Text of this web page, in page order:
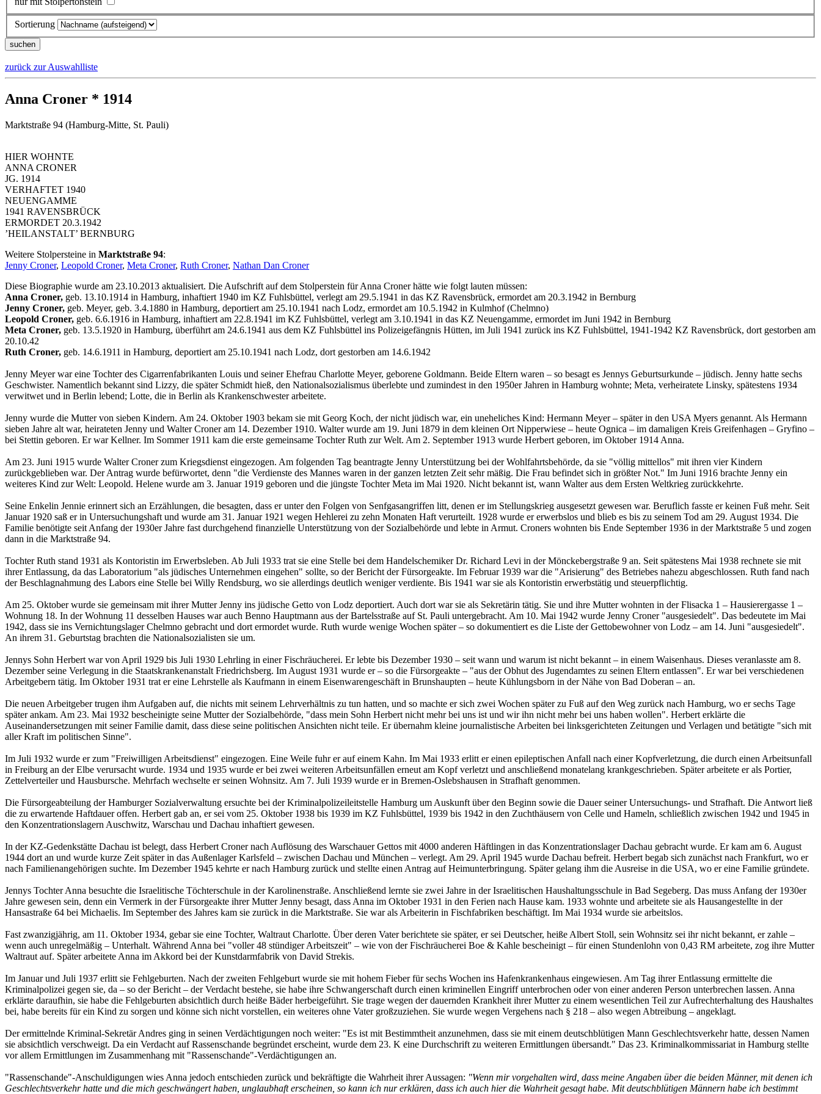
Sortierung
zurück zur Auswahlliste
Anna Croner * 1914
Marktstraße 94 (Hamburg-Mitte, St. Pauli)
HIER WOHNTE
ANNA CRONER
JG. 1914
VERHAFTET 1940
NEUENGAMME
1941 RAVENSBRÜCK
ERMORDET 20.3.1942
’HEILANSTALT’ BERNBURG
Weitere Stolpersteine in Marktstraße 94:
Jenny Croner, Leopold Croner, Meta Croner, Ruth Croner, Nathan Dan Croner
Diese Biographie wurde am 23.10.2013 aktualisiert. Die Aufschrift auf dem Stolperstein für Anna Croner hätte wie folgt lauten müssen:
Anna Croner, geb. 13.10.1914 in Hamburg, inhaftiert 1940 im KZ Fuhlsbüttel, verlegt am 29.5.1941 in das KZ Ravensbrück, ermordet am 20.3.1942 in Bernburg
Jenny Croner, geb. Meyer, geb. 3.4.1880 in Hamburg, deportiert am 25.10.1941 nach Lodz, ermordet am 10.5.1942 in Kulmhof (Chelmno)
Leopold Croner, geb. 6.6.1916 in Hamburg, inhaftiert am 22.8.1941 im KZ Fuhlsbüttel, verlegt am 3.10.1941 in das KZ Neuengamme, ermordet im Juni 1942 in Bernburg
Meta Croner, geb. 13.5.1920 in Hamburg, überführt am 24.6.1941 aus dem KZ Fuhlsbüttel ins Polizeigefängnis Hütten, im Juli 1941 zurück ins KZ Fuhlsbüttel, 1941-1942 KZ Ravensbrück, dort gestorben am
20.10.42
Ruth Croner, geb. 14.6.1911 in Hamburg, deportiert am 25.10.1941 nach Lodz, dort gestorben am 14.6.1942
Jenny Meyer war eine Tochter des Cigarrenfabrikanten Louis und seiner Ehefrau Charlotte Meyer, geborene Goldmann. Beide Eltern waren – so besagt es Jennys Geburtsurkunde – jüdisch. Jenny hatte sechs
Geschwister. Namentlich bekannt sind Lizzy, die später Schmidt hieß, den Nationalsozialismus überlebte und zumindest in den 1950er Jahren in Hamburg wohnte; Meta, verheiratete Linsky, spätestens 1934
verwitwet und in Berlin lebend; Lotte, die in Berlin als Krankenschwester arbeitete.
Jenny wurde die Mutter von sieben Kindern. Am 24. Oktober 1903 bekam sie mit Georg Koch, der nicht jüdisch war, ein uneheliches Kind: Hermann Meyer – später in den USA Myers genannt. Als Hermann
sieben Jahre alt war, heirateten Jenny und Walter Croner am 14. Dezember 1910. Walter wurde am 19. Juni 1879 in dem kleinen Ort Nipperwiese – heute Ognica – im damaligen Kreis Greifenhagen – Gryfino –
bei Stettin geboren. Er war Kellner. Im Sommer 1911 kam die erste gemeinsame Tochter Ruth zur Welt. Am 2. September 1913 wurde Herbert geboren, im Oktober 1914 Anna.
Am 23. Juni 1915 wurde Walter Croner zum Kriegsdienst eingezogen. Am folgenden Tag beantragte Jenny Unterstützung bei der Wohlfahrtsbehörde, da sie "völlig mittellos" mit ihren vier Kindern
zurückgeblieben war. Der Antrag wurde befürwortet, denn "die Verdienste des Mannes waren in der ganzen letzten Zeit sehr mäßig. Die Frau befindet sich in größter Not." Im Juni 1916 brachte Jenny ein
weiteres Kind zur Welt: Leopold. Helene wurde am 3. Januar 1919 geboren und die jüngste Tochter Meta im Mai 1920. Nicht bekannt ist, wann Walter aus dem Ersten Weltkrieg zurückkehrte.
Seine Enkelin Jennie erinnert sich an Erzählungen, die besagten, dass er unter den Folgen von Senfgasangriffen litt, denen er im Stellungskrieg ausgesetzt gewesen war. Beruflich fasste er keinen Fuß mehr. Seit
Januar 1920 saß er in Untersuchungshaft und wurde am 31. Januar 1921 wegen Hehlerei zu zehn Monaten Haft verurteilt. 1928 wurde er erwerbslos und blieb es bis zu seinem Tod am 29. August 1934. Die
Familie benötigte seit Anfang der 1930er Jahre fast durchgehend finanzielle Unterstützung von der Sozialbehörde und lebte in Armut. Croners wohnten bis Ende September 1936 in der Marktstraße 5 und zogen
dann in die Marktstraße 94.
Tochter Ruth stand 1931 als Kontoristin im Erwerbsleben. Ab Juli 1933 trat sie eine Stelle bei dem Handelschemiker Dr. Richard Levi in der Mönckebergstraße 9 an. Seit spätestens Mai 1938 rechnete sie mit
ihrer Entlassung, da das Laboratorium "als jüdisches Unternehmen eingehen" sollte, so der Bericht der Fürsorgeakte. Im Februar 1939 war die "Arisierung" des Betriebes nahezu abgeschlossen. Ruth fand nach
der Beschlagnahmung des Labors eine Stelle bei Willy Rendsburg, wo sie allerdings deutlich weniger verdiente. Bis 1941 war sie als Kontoristin erwerbstätig und steuerpflichtig.
Am 25. Oktober wurde sie gemeinsam mit ihrer Mutter Jenny ins jüdische Getto von Lodz deportiert. Auch dort war sie als Sekretärin tätig. Sie und ihre Mutter wohnten in der Flisacka 1 – Hausierergasse 1 –
Wohnung 18. In der Wohnung 11 desselben Hauses war auch Benno Hauptmann aus der Bartelsstraße auf St. Pauli untergebracht. Am 10. Mai 1942 wurde Jenny Croner "ausgesiedelt". Das bedeutete im Mai
1942, dass sie ins Vernichtungslager Chelmno gebracht und dort ermordet wurde. Ruth wurde wenige Wochen später – so dokumentiert es die Liste der Gettobewohner von Lodz – am 14. Juni "ausgesiedelt".
An ihrem 31. Geburtstag brachten die Nationalsozialisten sie um.
Jennys Sohn Herbert war von April 1929 bis Juli 1930 Lehrling in einer Fischräucherei. Er lebte bis Dezember 1930 – seit wann und warum ist nicht bekannt – in einem Waisenhaus. Dieses veranlasste am 8.
Dezember seine Verlegung in die Staatskrankenanstalt Friedrichsberg. Im August 1931 wurde er – so die Fürsorgeakte – "aus der Obhut des Jugendamtes zu seinen Eltern entlassen". Er war bei verschiedenen
Arbeitgebern tätig. Im Oktober 1931 trat er eine Lehrstelle als Kaufmann in einem Eisenwarengeschäft in Brunshaupten – heute Kühlungsborn in der Nähe von Bad Doberan – an.
Die neuen Arbeitgeber trugen ihm Aufgaben auf, die nichts mit seinem Lehrverhältnis zu tun hatten, und so machte er sich zwei Wochen später zu Fuß auf den Weg zurück nach Hamburg, wo er sechs Tage
später ankam. Am 23. Mai 1932 bescheinigte seine Mutter der Sozialbehörde, "dass mein Sohn Herbert nicht mehr bei uns ist und wir ihn nicht mehr bei uns haben wollen". Herbert erklärte die
Auseinandersetzungen mit seiner Familie damit, dass diese seine politischen Ansichten nicht teile. Er übernahm kleine journalistische Arbeiten bei linksgerichteten Zeitungen und Verlagen und betätigte "sich mit
aller Kraft im politischen Sinne".
Im Juli 1932 wurde er zum "Freiwilligen Arbeitsdienst" eingezogen. Eine Weile fuhr er auf einem Kahn. Im Mai 1933 erlitt er einen epileptischen Anfall nach einer Kopfverletzung, die durch einen Arbeitsunfall
in Freiburg an der Elbe verursacht wurde. 1934 und 1935 wurde er bei zwei weiteren Arbeitsunfällen erneut am Kopf verletzt und anschließend monatelang krankgeschrieben. Später arbeitete er als Portier,
Zettelverteiler und Hausbursche. Mehrfach wechselte er seinen Wohnsitz. Am 7. Juli 1939 wurde er in Bremen-Oslebshausen in Strafhaft genommen.
Die Fürsorgeabteilung der Hamburger Sozialverwaltung ersuchte bei der Kriminalpolizeileitstelle Hamburg um Auskunft über den Beginn sowie die Dauer seiner Untersuchungs- und Strafhaft. Die Antwort ließ
die zu erwartende Haftdauer offen. Herbert gab an, er sei vom 25. Oktober 1938 bis 1939 im KZ Fuhlsbüttel, 1939 bis 1942 in den Zuchthäusern von Celle und Hameln, schließlich zwischen 1942 und 1945 in
den Konzentrationslagern Auschwitz, Warschau und Dachau inhaftiert gewesen.
In der KZ-Gedenkstätte Dachau ist belegt, dass Herbert Croner nach Auflösung des Warschauer Gettos mit 4000 anderen Häftlingen in das Konzentrationslager Dachau gebracht wurde. Er kam am 6. August
1944 dort an und wurde kurze Zeit später in das Außenlager Karlsfeld – zwischen Dachau und München – verlegt. Am 29. April 1945 wurde Dachau befreit. Herbert begab sich zunächst nach Frankfurt, wo er
nach Familienangehörigen suchte. Im Dezember 1945 kehrte er nach Hamburg zurück und stellte einen Antrag auf Heimunterbringung. Später gelang ihm die Ausreise in die USA, wo er eine Familie gründete.
Jennys Tochter Anna besuchte die Israelitische Töchterschule in der Karolinenstraße. Anschließend lernte sie zwei Jahre in der Israelitischen Haushaltungsschule in Bad Segeberg. Das muss Anfang der 1930er
Jahre gewesen sein, denn ein Vermerk in der Fürsorgeakte ihrer Mutter Jenny besagt, dass Anna im Oktober 1931 in den Ferien nach Hause kam. 1933 wohnte und arbeitete sie als Hausangestellte in der
Hansastraße 64 bei Michaelis. Im September des Jahres kam sie zurück in die Marktstraße. Sie war als Arbeiterin in Fischfabriken beschäftigt. Im Mai 1934 wurde sie arbeitslos.
Fast zwanzigjährig, am 11. Oktober 1934, gebar sie eine Tochter, Waltraut Charlotte. Über deren Vater berichtete sie später, er sei Deutscher, heiße Albert Stoll, sein Wohnsitz sei ihr nicht bekannt, er zahle –
wenn auch unregelmäßig – Unterhalt. Während Anna bei "voller 48 stündiger Arbeitszeit" – wie von der Fischräucherei Boe & Kahle bescheinigt – für einen Stundenlohn von 0,43 RM arbeitete, zog ihre Mutter
Waltraut auf. Später arbeitete Anna im Akkord bei der Kunstdarmfabrik von David Strekis.
Im Januar und Juli 1937 erlitt sie Fehlgeburten. Nach der zweiten Fehlgeburt wurde sie mit hohem Fieber für sechs Wochen ins Hafenkrankenhaus eingewiesen. Am Tag ihrer Entlassung ermittelte die
Kriminalpolizei gegen sie, da – so der Bericht – der Verdacht bestehe, sie habe ihre Schwangerschaft durch einen kriminellen Eingriff unterbrochen oder von einer anderen Person unterbrechen lassen. Anna
erklärte daraufhin, sie habe die Fehlgeburten absichtlich durch heiße Bäder herbeigeführt. Sie trage wegen der dauernden Krankheit ihrer Mutter zu einem wesentlichen Teil zur Aufrechterhaltung des Haushaltes
bei, habe bereits für ein Kind zu sorgen und könne sich nicht vorstellen, ein weiteres ohne Vater großzuziehen. Sie wurde wegen Vergehens nach § 218 – also wegen Abtreibung – angeklagt.
Der ermittelnde Kriminal-Sekretär Andres ging in seinen Verdächtigungen noch weiter: "Es ist mit Bestimmtheit anzunehmen, dass sie mit einem deutschblütigen Mann Geschlechtsverkehr hatte, dessen Namen
sie absichtlich verschweigt. Da ein Verdacht auf Rassenschande begründet erscheint, wurde dem 23. K eine Durchschrift zu weiteren Ermittlungen übersandt." Das 23. Kriminalkommissariat in Hamburg stellte
vor allem Ermittlungen im Zusammenhang mit "Rassenschande"-Verdächtigungen an.
"Rassenschande"-Anschuldigungen wies Anna jedoch entschieden zurück und bekräftigte die Wahrheit ihrer Aussagen: "Wenn mir vorgehalten wird, dass meine Angaben über die beiden Männer, mit denen ich
Geschlechtsverkehr hatte und die mich geschwängert haben, unglaubhaft erscheinen, so kann ich nur erklären, dass ich auch hier die Wahrheit gesagt habe. Mit deutschblütigen Männern habe ich bestimmt